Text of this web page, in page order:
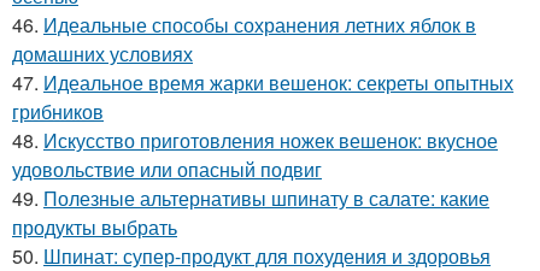
46. Идеальные способы сохранения летних яблок в
домашних условиях
47. Идеальное время жарки вешенок: секреты опытных
грибников
48. Искусство приготовления ножек вешенок: вкусное
удовольствие или опасный подвиг
49. Полезные альтернативы шпинату в салате: какие
продукты выбрать
50. Шпинат: супер-продукт для похудения и здоровья